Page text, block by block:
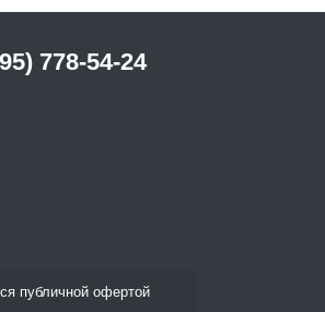
778-54-24
публичной офертой